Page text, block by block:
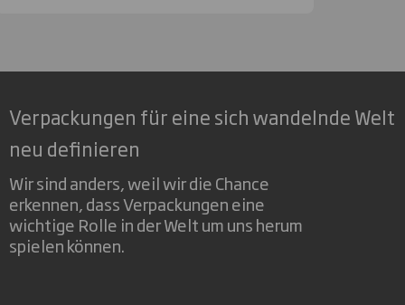
Verpackungen für eine sich wandelnde Welt
neu definieren
Wir sind anders, weil wir die Chance
erkennen, dass Verpackungen eine
wichtige Rolle in der Welt um uns herum
spielen können.